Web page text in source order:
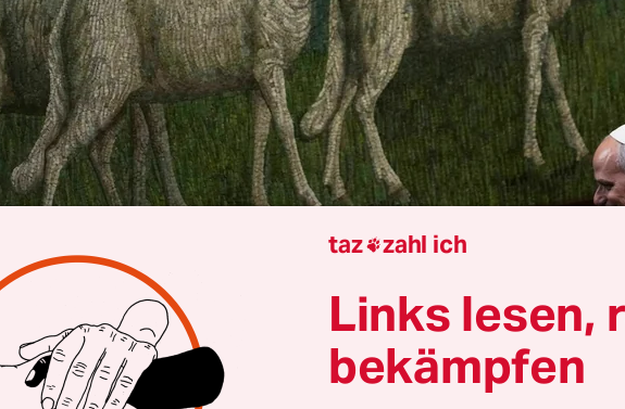
Aus Belém Jonas Waack
taz zahl ich
Links lesen,
bekämpfen